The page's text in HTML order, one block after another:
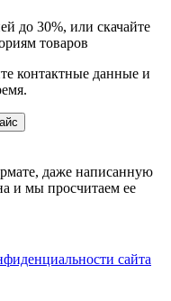
до 30%, или скачайте
товаров
контактные данные и
даже написанную
и мы просчитаем ее
сайта